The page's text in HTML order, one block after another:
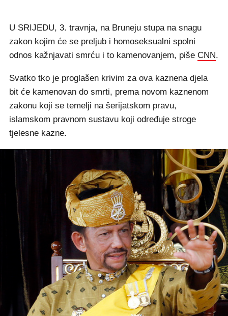
U SRIJEDU, 3. travnja, na Bruneju stupa na snagu
zakon kojim će se preljub i homoseksualni spolni
odnos kažnjavati smrću i to kamenovanjem, piše CNN.
Svatko tko je proglašen krivim za ova kaznena djela
bit će kamenovan do smrti, prema novom kaznenom
zakonu koji se temelji na šerijatskom pravu,
islamskom pravnom sustavu koji određuje stroge
tjelesne kazne.